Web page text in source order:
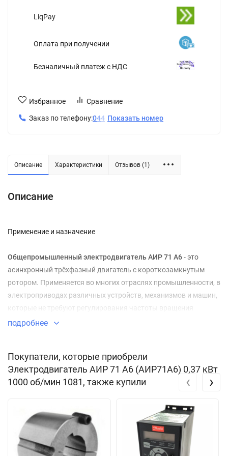
LiqPay
Оплата при получении
Безналичный платеж с НДС
Избранное Сравнение
Заказ по телефону:044 Показать номер
Описание Характеристики Отзывов (1)
Описание
Применение и назначение
Общепромышленный электродвигатель АИР 71 А6- это
асинхронный трёхфазный двигатель с короткозамкнутым
ротором. Применяется во многих отраслях промышленности, в
электроприводах различных устройств, механизмов и машин,
которые не требуют регулирования частоты вращения
(насосы, вентиляторы, компрессоры и т.п.)
предназначен для режима работы S1, от сети переменного
тока50 Гц напряжением 220/380 . Климатическое исполнение
и категория размещения У3, степень защиты IP54 с типовыми
модифицированном исполнении
электродвигатель,
изготавливается на основе узлов основных (базовых)
подробнее
Покупатели, которые приобрели
Электродвигатель АИР 71 А6 (АИР71А6) 0,37 кВт
1000 об/мин 1081, также купили
‹ ›